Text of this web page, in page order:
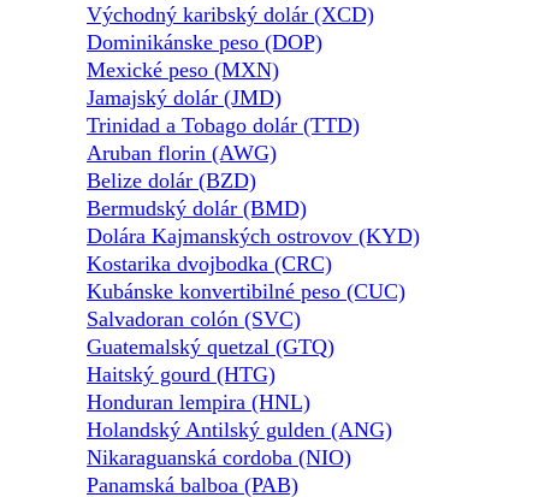
Východný karibský dolár (XCD)
Dominikánske peso (DOP)
Mexické peso (MXN)
Jamajský dolár (JMD)
Trinidad a Tobago dolár (TTD)
Aruban florin (AWG)
Belize dolár (BZD)
Bermudský dolár (BMD)
Dolára Kajmanských ostrovov (KYD)
Kostarika dvojbodka (CRC)
Kubánske konvertibilné peso (CUC)
Salvadoran colón (SVC)
Guatemalský quetzal (GTQ)
Haitský gourd (HTG)
Honduran lempira (HNL)
Holandský Antilský gulden (ANG)
Nikaraguanská cordoba (NIO)
Panamská balboa (PAB)